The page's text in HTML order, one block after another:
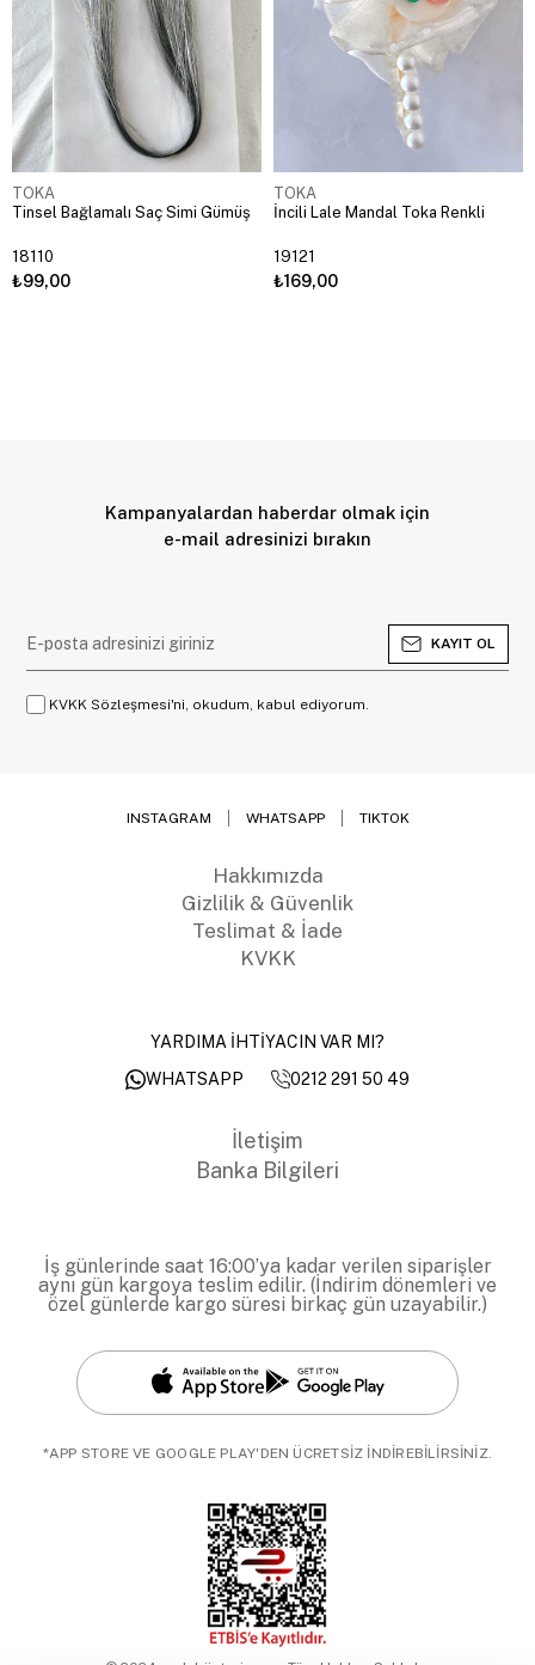
TOKA
Tinsel Bağlamalı Saç Simi Gümüş
18110
₺99,00
TOKA
İncili Lale Mandal Toka Renkli
19121
₺169,00
Kampanyalardan haberdar olmak için
e-mail adresinizi bırakın
KAYIT OL
KVKK Sözleşmesi'ni, okudum, kabul ediyorum.
INSTAGRAM WHATSAPP TIKTOK
Hakkımızda
Gizlilik & Güvenlik
Teslimat & İade
KVKK
YARDIMA İHTİYACIN VAR MI?
WHATSAPP
0212 291 50 49
İletişim
Banka Bilgileri
İş günlerinde saat 16:00’ya kadar verilen siparişler
aynı gün kargoya teslim edilir. (İndirim dönemleri ve
özel günlerde kargo süresi birkaç gün uzayabilir.)
*APP STORE VE GOOGLE PLAY'DEN ÜCRETSİZ İNDİREBİLİRSİNİZ.